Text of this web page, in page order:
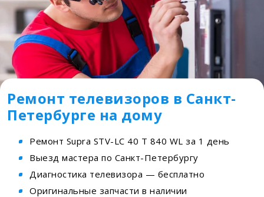
Ремонт телевизоров в Санкт-
Петербурге на дому
Ремонт Supra STV-LC 40 T 840 WL за 1 день
Выезд мастера по Санкт-Петербургу
Диагностика телевизора — бесплатно
Оригинальные запчасти в наличии